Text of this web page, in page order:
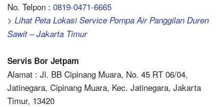
No. Telpon : 0819-0471-6665
> Lihat Peta Lokasi Service Pompa Air Panggilan Duren
Sawit – Jakarta Timur
Servis Bor Jetpam
Alamat : Jl. BB Cipinang Muara, No. 45 RT 06/04,
Jatinegara, Cipinang Muara, Kec. Jatinegara, Jakarta
Timur, 13420